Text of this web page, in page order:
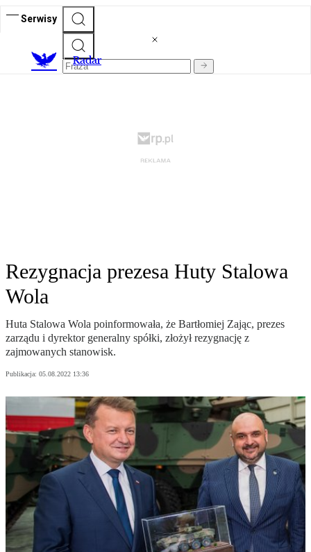
Serwisy
Radar
Rezygnacja prezesa Huty Stalowa
Wola
Huta Stalowa Wola poinformowała, że Bartłomiej Zając, prezes
zarządu i dyrektor generalny spółki, złożył rezygnację z
zajmowanych stanowisk.
Publikacja: 05.08.2022 13:36